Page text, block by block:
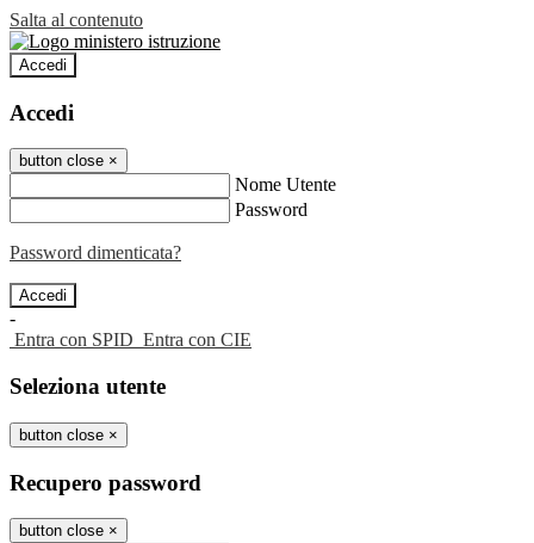
Salta al contenuto
Accedi
Accedi
button close ×
Nome Utente
Password
Password dimenticata?
-
Entra con SPID Entra con CIE
Seleziona utente
button close ×
Recupero password
button close ×